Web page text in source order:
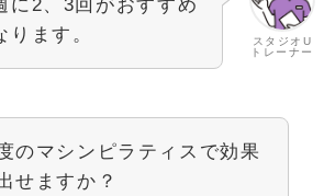
スタジオU
トレーナー
に2、3回がおすすめ
ります。
のマシンピラティスで効果
せますか？